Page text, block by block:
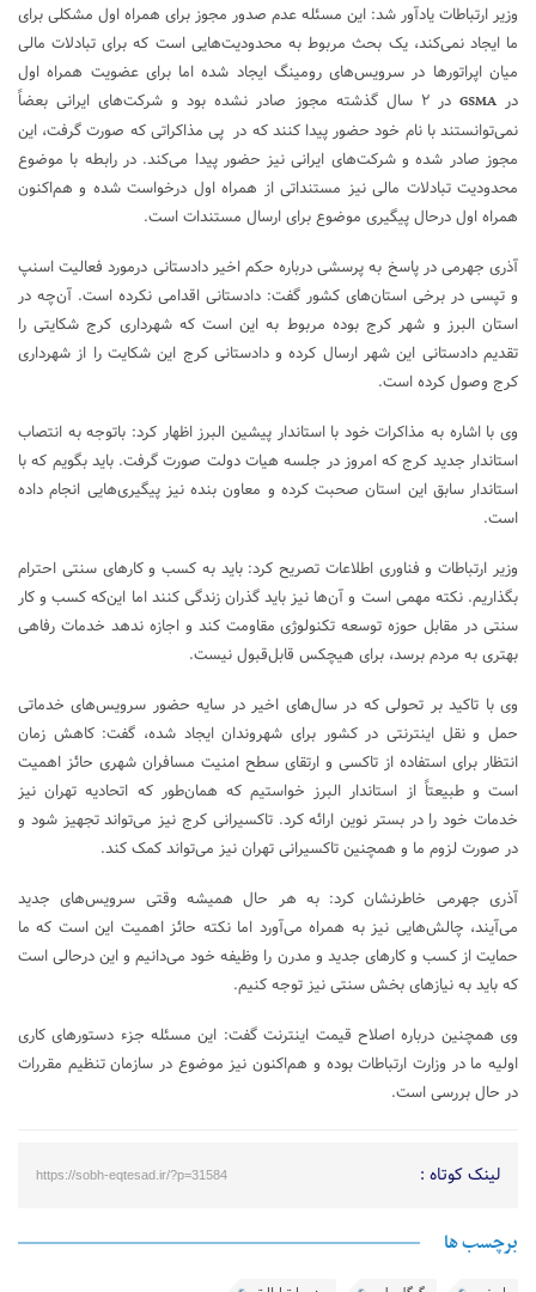
وزیر ارتباطات یادآور شد: این مسئله عدم صدور مجوز برای همراه اول مشکلی برای
ما ایجاد نمی‌کند، یک بحث مربوط به محدودیت‌هایی است که برای تبادلات مالی
میان اپراتورها در سرویس‌های رومینگ ایجاد شده اما برای عضویت همراه اول
درGSMA
در ۲ سال گذشته مجوز صادر نشده بود و شرکت‌های ایرانی بعضاً
نمی‌توانستند با نام خود حضور پیدا کنند که در پی مذاکراتی که صورت گرفت، این
مجوز صادر شده و شرکت‌های ایرانی نیز حضور پیدا می‌کند. در رابطه با موضوع
محدودیت تبادلات مالی نیز مستنداتی از همراه اول درخواست شده و هم‌اکنون
همراه اول درحال پیگیری موضوع برای ارسال مستندات است.
آذری جهرمی در پاسخ به پرسشی درباره حکم اخیر دادستانی درمورد فعالیت اسنپ
و تپسی در برخی استان‌های کشور گفت: دادستانی اقدامی نکرده است. آن‌چه در
استان البرز و شهر کرج بوده مربوط به این است که شهرداری کرج شکایتی را
تقدیم دادستانی این شهر ارسال کرده و دادستانی کرج این شکایت را از شهرداری
کرج وصول کرده است.
وی با اشاره به مذاکرات خود با استاندار پیشین البرز اظهار کرد: باتوجه به انتصاب
استاندار جدید کرج که امروز در جلسه هیات دولت صورت گرفت. باید بگویم که با
استاندار سابق این استان صحبت کرده و معاون بنده نیز پیگیری‌هایی انجام داده
است.
وزیر ارتباطات و فناوری اطلاعات تصریح کرد: باید به کسب و کارهای سنتی احترام
بگذاریم. نکته مهمی است و آن‌ها نیز باید گذران زندگی کنند اما این‌که کسب و کار
سنتی در مقابل حوزه توسعه تکنولوژی مقاومت کند و اجازه ندهد خدمات رفاهی
بهتری به مردم برسد، برای هیچکس قابل‌قبول نیست.
وی با تاکید بر تحولی که در سال‌های اخیر در سایه حضور سرویس‌های خدماتی
حمل و نقل اینترنتی در کشور برای شهروندان ایجاد شده، گفت: کاهش زمان
انتظار برای استفاده از تاکسی و ارتقای سطح امنیت مسافران شهری حائز اهمیت
است و طبیعتاً از استاندار البرز خواستیم که همان‌طور که اتحادیه تهران نیز
خدمات خود را در بستر نوین ارائه کرد. تاکسیرانی کرج نیز می‌تواند تجهیز شود و
در صورت لزوم ما و همچنین تاکسیرانی تهران نیز می‌تواند کمک کند.
آذری جهرمی خاطرنشان کرد:‌ به هر حال همیشه وقتی سرویس‌های جدید
می‌آیند، چالش‌هایی نیز به همراه می‌آورد اما نکته حائز اهمیت این است که ما
حمایت از کسب و کارهای جدید و مدرن را وظیفه خود می‌دانیم و این درحالی است
که باید به نیازهای بخش سنتی نیز توجه کنیم.
وی همچنین درباره اصلاح قیمت اینترنت گفت: این مسئله جزء دستورهای کاری
اولیه ما در وزارت ارتباطات بوده و هم‌اکنون نیز موضوع در سازمان تنظیم مقررات
در حال بررسی است.
لینک کوتاه : https://sobh-eqtesad.ir/?p=31584
برچسب ها